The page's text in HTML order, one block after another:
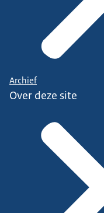
Archief
Over deze site